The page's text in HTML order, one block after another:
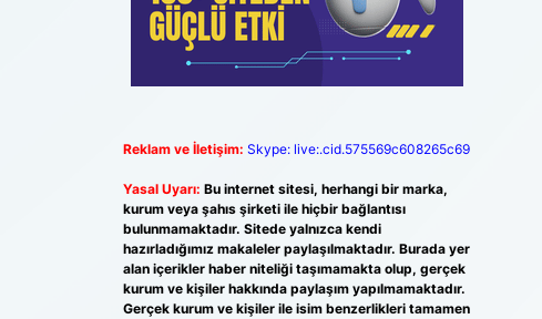
Reklam ve İletişim: Skype: live:.cid.575569c608265c69
Yasal Uyarı: Bu internet sitesi, herhangi bir marka,
kurum veya şahıs şirketi ile hiçbir bağlantısı
bulunmamaktadır. Sitede yalnızca kendi
hazırladığımız makaleler paylaşılmaktadır. Burada yer
alan içerikler haber niteliği taşımamakta olup, gerçek
kurum ve kişiler hakkında paylaşım yapılmamaktadır.
Gerçek kurum ve kişiler ile isim benzerlikleri tamamen